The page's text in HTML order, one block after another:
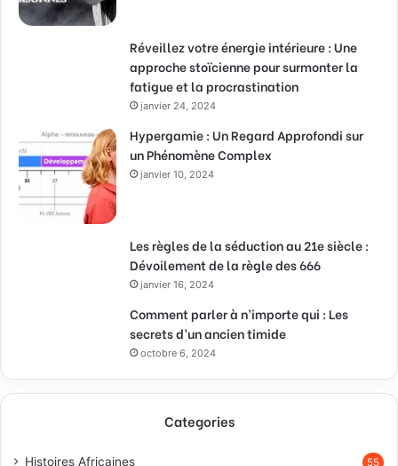
Réveillez votre énergie intérieure : Une
approche stoïcienne pour surmonter la
fatigue et la procrastination
janvier 24, 2024
Hypergamie : Un Regard Approfondi sur
un Phénomène Complex
janvier 10, 2024
Les règles de la séduction au 21e siècle :
Dévoilement de la règle des 666
janvier 16, 2024
Comment parler à n’importe qui : Les
secrets d’un ancien timide
octobre 6, 2024
Categories
Histoires Africaines 55